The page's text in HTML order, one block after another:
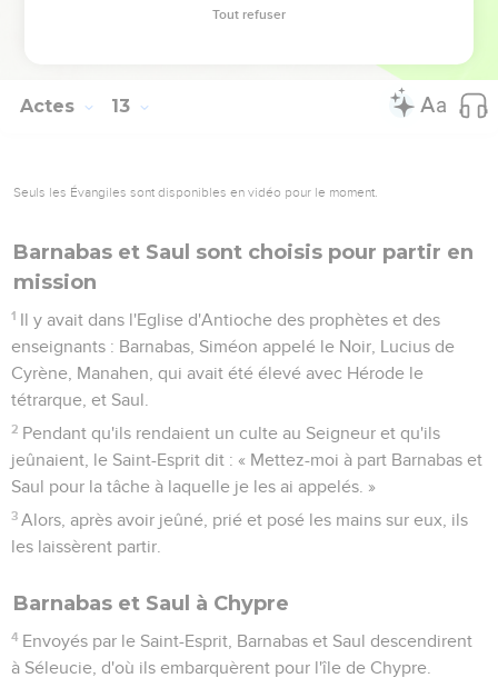
Saul repartirent, emmenant avec eux Jean, surnommé Marc.
Actes 13
Seuls les Évangiles sont disponibles en vidéo pour le moment.
Barnabas et Saul sont choisis pour partir en
mission
1 Il y avait dans l'Eglise d'Antioche des prophètes et des
enseignants : Barnabas, Siméon appelé le Noir, Lucius de
Cyrène, Manahen, qui avait été élevé avec Hérode le
tétrarque, et Saul.
2 Pendant qu'ils rendaient un culte au Seigneur et qu'ils
jeûnaient, le Saint-Esprit dit : « Mettez-moi à part Barnabas et
Saul pour la tâche à laquelle je les ai appelés. »
3 Alors, après avoir jeûné, prié et posé les mains sur eux, ils
les laissèrent partir.
Barnabas et Saul à Chypre
4 Envoyés par le Saint-Esprit, Barnabas et Saul descendirent
à Séleucie, d'où ils embarquèrent pour l'île de Chypre.
Tout refuser